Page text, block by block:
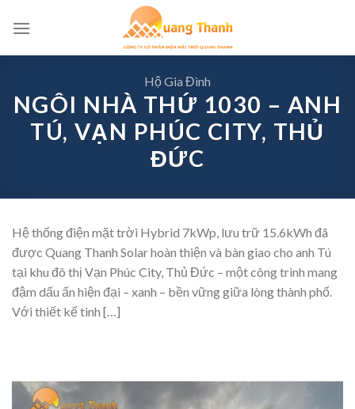
Hộ Gia Đình
NGÔI NHÀ THỨ 1030 – ANH
TÚ, VẠN PHÚC CITY, THỦ
ĐỨC
Hệ thống điện mặt trời Hybrid 7kWp, lưu trữ 15.6kWh đã
được Quang Thanh Solar hoàn thiện và bàn giao cho anh Tú
tại khu đô thị Vạn Phúc City, Thủ Đức – một công trình mang
đậm dấu ấn hiện đại – xanh – bền vững giữa lòng thành phố.
Với thiết kế tinh […]